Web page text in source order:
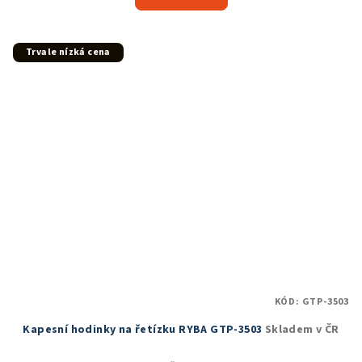
Trvale nízká cena
Kapesní hodinky na řetízku RYBA GTP-3503 Skladem v ČR
KÓD: GTP-3503